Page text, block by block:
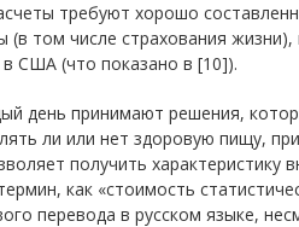
требуют хорошо
(в том числе страхования
США (что показано в [10]).
день принимают решения,
ли или нет здоровую пищу,
получить
как «стоимость
перевода в русском языке,